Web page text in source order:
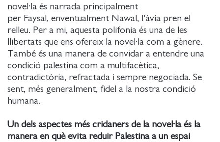
novel·la és narrada principalment
per Faysal, enventualment Nawal, l'àvia pren el
relleu. Per a mi, aquesta polifonia és una de les
llibertats que ens ofereix la novel·la com a gènere.
També és una manera de convidar a entendre una
condició palestina com a multifacètica,
contradictòria, refractada i sempre negociada. Se
sent, més generalment, fidel a la nostra condició
humana.
Un dels aspectes més cridaners de la novel·la és la
manera en què evita reduir Palestina a un espai